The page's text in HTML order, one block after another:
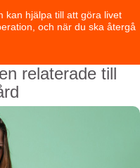
kan hjälpa till att göra livet
och när du ska återgå
relaterade till